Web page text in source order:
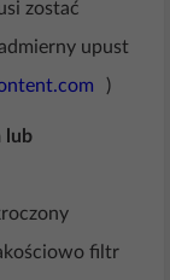
zostać
upust
)
lub
filtr